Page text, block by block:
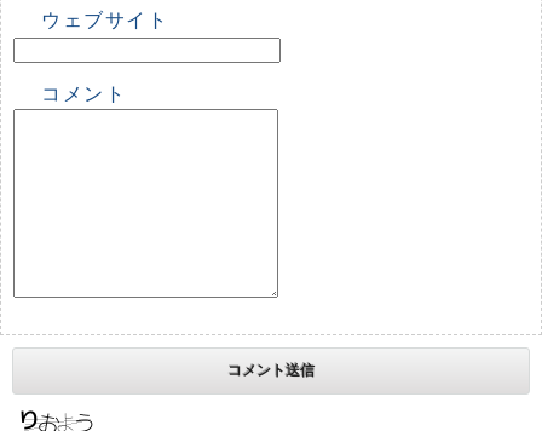
ウェブサイト
コメント